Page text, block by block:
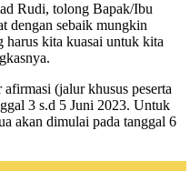
Rudi, tolong Bapak/Ibu
dengan sebaik mungkin
harus kita kuasai untuk kita
(jalur khusus peserta
3 s.d 5 Juni 2023. Untuk
akan dimulai pada tanggal 6